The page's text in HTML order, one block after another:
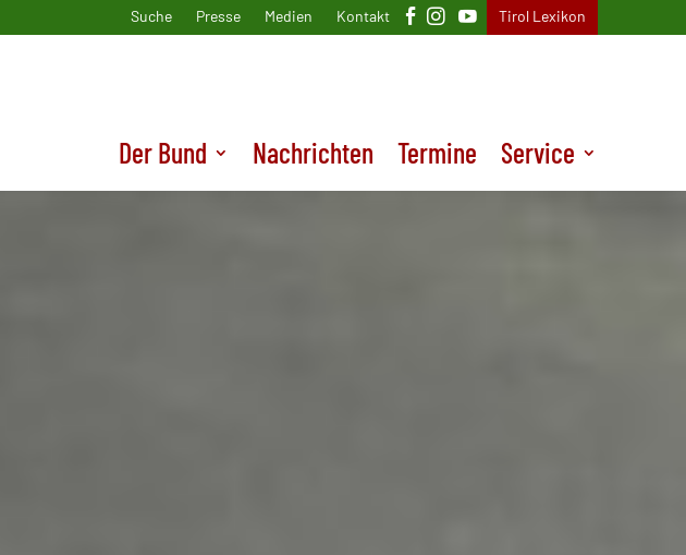
Suche Presse Medien Kontakt Tirol Lexikon
Der Bund Nachrichten Termine Service